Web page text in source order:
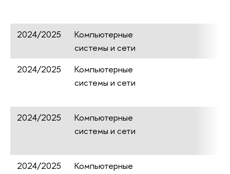
2024/2025
Компьютерные
системы и сети
2024/2025
Компьютерные
системы и сети
2024/2025
Компьютерные
системы и сети
2024/2025
Компьютерные